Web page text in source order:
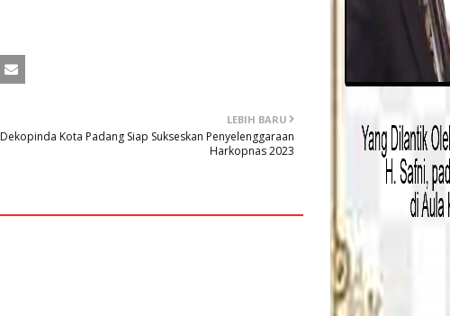
LEBIH BARU
Dekopinda Kota Padang Siap Sukseskan Penyelenggaraan
Harkopnas 2023